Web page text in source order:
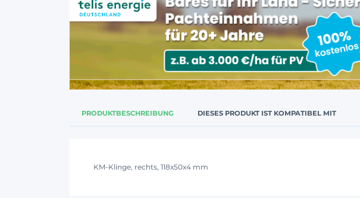
PRODUKTBESCHREIBUNG DIESES PRODUKT IST KOMPATIBEL MIT
KM-Klinge, rechts, 118x50x4 mm